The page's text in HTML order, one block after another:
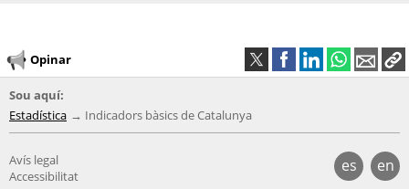
Opinar
Sou aquí:
Estadística
Indicadors bàsics de Catalunya
es en
Avís legal
Accessibilitat